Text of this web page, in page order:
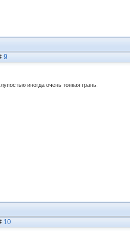
9
иногда очень тонкая грань.
10